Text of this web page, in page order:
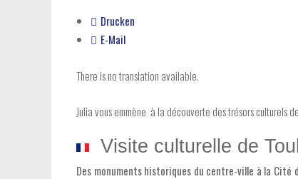
Drucken
E-Mail
There is no translation available.
Julia vous emmène à la découverte des trésors culturels
Visite culturelle de
Des monuments historiques du centre-ville à la Cité